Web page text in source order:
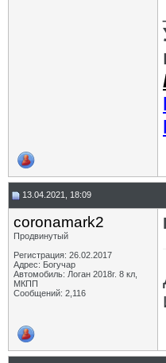
13.04.2021, 18:09
coronamark2
Продвинутый
Регистрация: 26.02.2017
Адрес: Богучар
Автомобиль: Логан 2018г. 8 кл,
МКПП
Сообщений: 2,116